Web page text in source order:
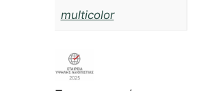
multicolor